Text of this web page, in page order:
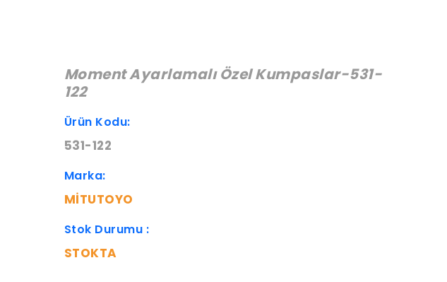
Moment Ayarlamalı Özel Kumpaslar-531-
122
Ürün Kodu:
531-122
Marka:
MITUTOYO
Stok Durumu :
STOKTA